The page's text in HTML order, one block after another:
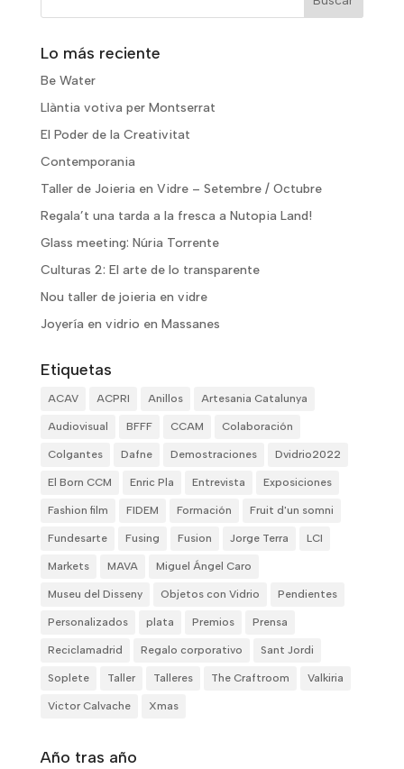
Lo más reciente
Be Water
Llàntia votiva per Montserrat
El Poder de la Creativitat
Contemporania
Taller de Joieria en Vidre – Setembre / Octubre
Regala’t una tarda a la fresca a Nutopia Land!
Glass meeting: Núria Torrente
Culturas 2: El arte de lo transparente
Nou taller de joieria en vidre
Joyería en vidrio en Massanes
Etiquetas
ACAV ACPRI Anillos Artesania Catalunya
Audiovisual BFFF CCAM Colaboración
Colgantes Dafne Demostraciones Dvidrio2022
El Born CCM Enric Pla Entrevista Exposiciones
Fashion film FIDEM Formación Fruit d'un somni
Fundesarte Fusing Fusion Jorge Terra LCI
Markets MAVA Miguel Ángel Caro
Museu del Disseny Objetos con Vidrio Pendientes
Personalizados plata Premios Prensa
Reciclamadrid Regalo corporativo Sant Jordi
Soplete Taller Talleres The Craftroom Valkiria
Victor Calvache Xmas
Año tras año